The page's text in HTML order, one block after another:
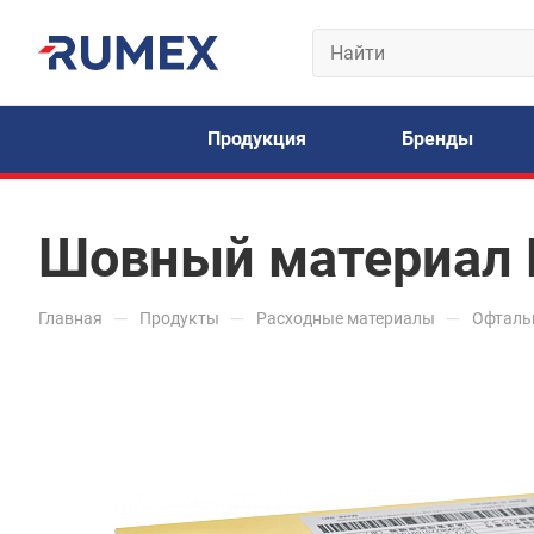
Продукция Бренды
Шовный материал
Главная — Продукты — Расходные материалы —